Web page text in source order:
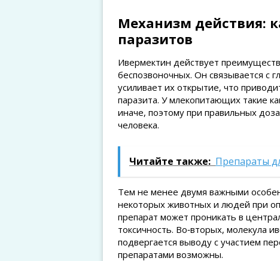
Механизм действия:
паразитов
Ивермектин действует
беспозвоночных. Он связывается с
усиливает их открытие, что
паразита. У млекопитающих такие
иначе, поэтому при правильных
человека.
Читайте также: Препараты
Тем не менее двумя важными
некоторых животных и людей при
препарат может проникать в
токсичность. Во‑вторых, молекула
подвергается выводу с участием
препаратами возможны.